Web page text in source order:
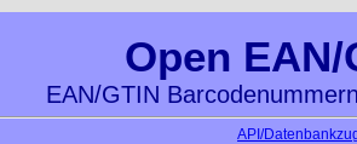
Open EAN/
EAN/GTIN
API/